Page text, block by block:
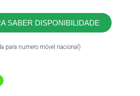
SABER DISPONIBILIDADE
para numero móvel nacional)